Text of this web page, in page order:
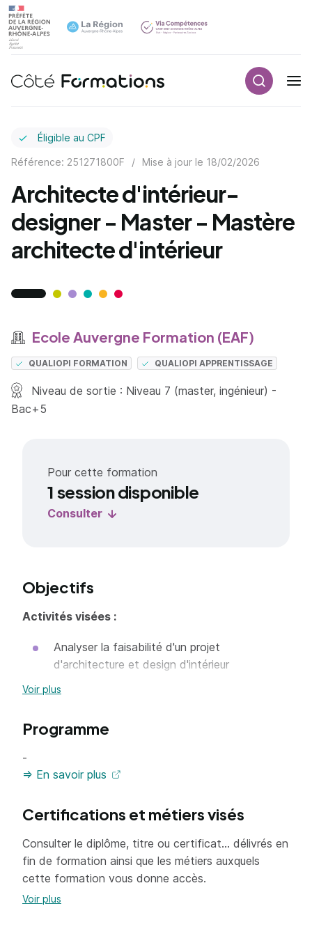
Navigation principale
Éligible au CPF
Référence: 251271800F / Mise à jour le 18/02/2026
Architecte d'intérieur-
designer - Master - Mastère
architecte d'intérieur
Ecole Auvergne Formation (EAF)
QUALIOPI FORMATION QUALIOPI APPRENTISSAGE
Niveau de sortie : Niveau 7 (master, ingénieur) -
Bac+5
Pour cette formation
1 session disponible
Consulter
Objectifs
Activités visées :
Analyser la faisabilité d'un projet
d'architecture et design d'intérieur
Identification des besoins et attentes du
afférentes au projet, dans le cadre d'un appel
d'offre public ou privé, ou d'une commande
Visite du bâtiment et des espaces intérieurs
potentialités du site
Collecte des documents nécessaires à la
faisabilité du projet d'architecture et design
d'intérieur (documents réglementaires, plans
techniques )
Voir plus
Programme
-
=> En savoir plus
Certifications et métiers visés
Consulter le diplôme, titre ou certificat... délivrés en
fin de formation ainsi que les métiers auxquels
cette formation vous donne accès.
Voir plus